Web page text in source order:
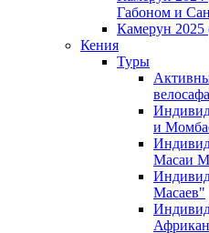
Габоном и
Камерун 2025
Кения
Туры
и
Масаи
Масаев"